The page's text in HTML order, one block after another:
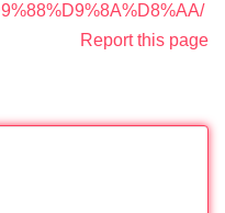
Report this page